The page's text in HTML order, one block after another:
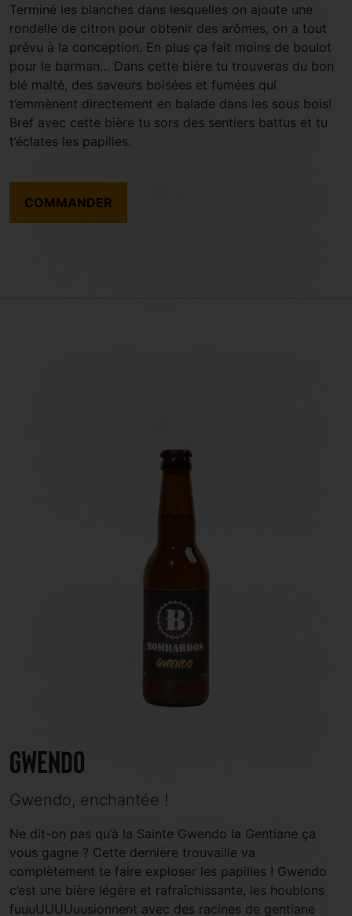
Terminé les blanches dans lesquelles on ajoute une
rondelle de citron pour obtenir des arômes, on a tout
prévu à la conception. En plus ça fait moins de boulot
pour le barman… Dans cette bière tu trouveras du bon
blé malté, des saveurs boisées et fumées qui
t’emmènent directement en balade dans les sous bois!
Bref avec cette bière tu sors des sentiers battus et tu
t’éclates les papilles.
COMMANDER
Gwendo
Gwendo, enchantée !
Ne dit-on pas qu’à la Sainte Gwendo la Gentiane ça
vous gagne ? Cette dernière trouvaille va
complètement te faire exploser les papilles ! Gwendo
c’est une bière légère et rafraîchissante, les houblons
fuuuUUUUuusionnent avec des racines de gentiane